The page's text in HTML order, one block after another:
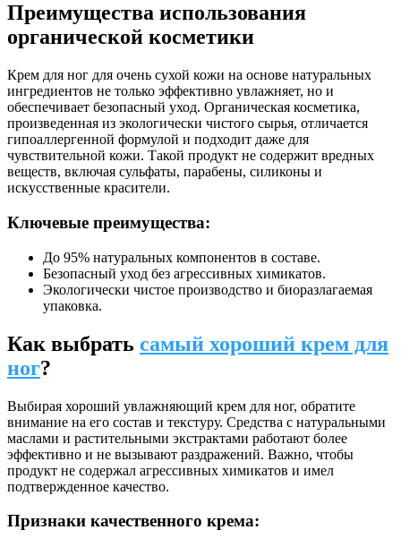
Преимущества использования
органической косметики
Крем для ног для очень сухой кожи на основе натуральных
ингредиентов не только эффективно увлажняет, но и
обеспечивает безопасный уход. Органическая косметика,
произведенная из экологически чистого сырья, отличается
гипоаллергенной формулой и подходит даже для
чувствительной кожи. Такой продукт не содержит вредных
веществ, включая сульфаты, парабены, силиконы и
искусственные красители.
Ключевые преимущества:
До 95% натуральных компонентов в составе.
Безопасный уход без агрессивных химикатов.
Экологически чистое производство и биоразлагаемая
упаковка.
Как выбрать самый хороший крем для
ног?
Выбирая хороший увлажняющий крем для ног, обратите
внимание на его состав и текстуру. Средства с натуральными
маслами и растительными экстрактами работают более
эффективно и не вызывают раздражений. Важно, чтобы
продукт не содержал агрессивных химикатов и имел
подтвержденное качество.
Признаки качественного крема: